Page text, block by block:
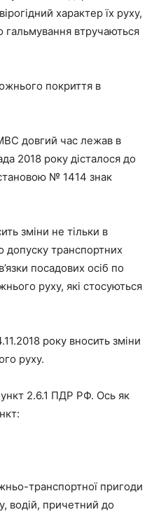
характер їх руху,
гальмування втручаються
покриття в
довгий час лежав в
2018 року дісталося до
№ 1414 знак
зміни не тільки в
допуску транспортних
посадових осіб по
руху, які стосуються
року вносить зміни
руху.
2.6.1 ПДР РФ. Ось як
транспортної пригоди
водій, причетний до